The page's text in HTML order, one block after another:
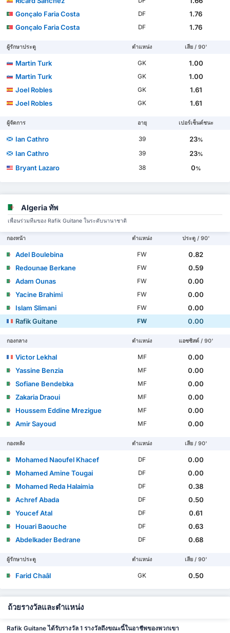
Gonçalo Faria Costa
DF
1.76
Gonçalo Faria Costa
DF 1.76
ผู้รักษาประตู ตำแหน่ง เสีย / 90'
Martin Turk GK
1.00
Martin Turk
GK
1.00
Joel Robles
GK
1.61
Joel Robles
GK 1.61
ผู้จัดการ อายุ เปอร์เซ็นต์ชนะ
Ian Cathro 39 23%
Ian Cathro 39 23%
Bryant Lazaro 38 0%
Algeria ทัพ
เพื่อนร่วมทีมของ Rafik Guitane ในระดับนานาชาติ
กองหน้า ตำแหน่ง ประตู / 90'
Adel Boulebina FW
0.82
Redounae Berkane
FW
0.59
Adam Ounas
FW
0.00
Yacine Brahimi
FW
0.00
Islam Slimani
FW
0.00
Rafik Guitane
FW 0.00
กองกลาง ตำแหน่ง แอซซิสต์ / 90'
Victor Lekhal MF
0.00
Yassine Benzia
MF
0.00
Sofiane Bendebka
MF
0.00
Zakaria Draoui
MF
0.00
Houssem Eddine Mrezigue
MF
0.00
Amir Sayoud
MF 0.00
กองหลัง ตำแหน่ง เสีย / 90'
Mohamed Naoufel Khacef DF
0.00
Mohamed Amine Tougai
DF
0.00
Mohamed Reda Halaimia
DF
0.38
Achref Abada
DF
0.50
Youcef Atal
DF
0.61
Houari Baouche
DF
0.63
Abdelkader Bedrane
DF 0.68
ผู้รักษาประตู ตำแหน่ง เสีย / 90'
Farid Chaâl GK 0.50
ถ้วยรางวัลและตำแหน่ง
Rafik Guitane ได้รับรางวัล 1 รางวัลถึงขณะนี้ในอาชีพของพวกเขา